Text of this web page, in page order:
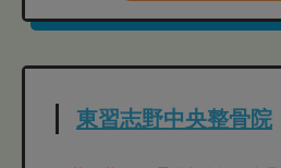
東習志野中央整骨院